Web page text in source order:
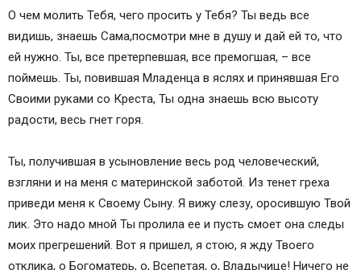
О чем молить Тебя, чего просить у Тебя? Ты ведь все
видишь, знаешь Сама,посмотри мне в душу и дай ей то, что
ей нужно. Ты, все претерпевшая, все премогшая, – все
поймешь. Ты, повившая Младенца в яслях и принявшая Его
Своими руками со Креста, Ты одна знаешь всю высоту
радости, весь гнет горя.
Ты, получившая в усыновление весь род человеческий,
взгляни и на меня с материнской заботой. Из тенет греха
приведи меня к Своему Сыну. Я вижу слезу, оросившую Твой
лик. Это надо мной Ты пролила ее и пусть смоет она следы
моих прегрешений. Вот я пришел, я стою, я жду Твоего
отклика, о Богоматерь, о, Всепетая, о, Владычице! Ничего не